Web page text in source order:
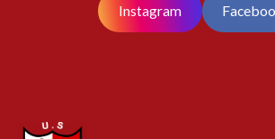
Instagram